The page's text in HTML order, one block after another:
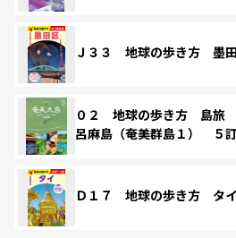
Ｊ３３ 地球の歩き方 墨
０２ 地球の歩き方 島
呂麻島（奄美群島１） ５
Ｄ１７ 地球の歩き方 タ